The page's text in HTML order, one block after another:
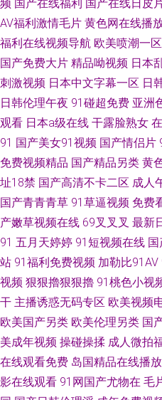
频 国产在线福利 国产在线日皮
AV福利激情毛片 黄色网在线播
福利在线视频导航 欧美喷潮一
国产免费大片 精品呦视频 日本
刺激视频 日本中文字幕一区 日
日韩伦理午夜 91碰超免费 亚洲
观看 日本a级在线 干露脸熟女
91 国产美女91视频 国产情侣片
免费视频精品 国产精品另类 黄
址18禁 国产高清不卡二区 成人
国产青青青草 91草逼视频 免费
产嫩草视频在线 69叉叉叉 最新
91 五月天婷婷 91短视频在线 国
站 91福利免费视频 加勒比91AV
视频 狠狠擼狠狠擼 91桃色小视
干 主播诱惑无码专区 欧美视频
欧美国产另类 欧美伦理另类 国
美成年视频 操碰操揉 成人微拍
在线观看免费 岛国精品在线播放
影在线观看 91网国产尤物在 毛